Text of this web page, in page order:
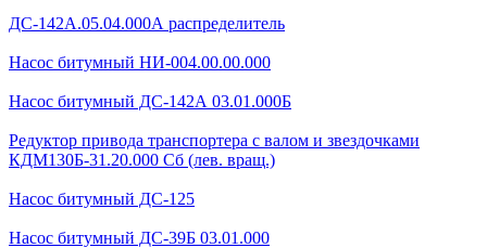
ДС-142А.05.04.000А распределитель
Насос битумный НИ-004.00.00.000
Насос битумный ДС-142А 03.01.000Б
Редуктор привода транспортера с валом и звездочками
КДМ130Б-31.20.000 Сб (лев. вращ.)
Насос битумный ДС-125
Насос битумный ДС-39Б 03.01.000